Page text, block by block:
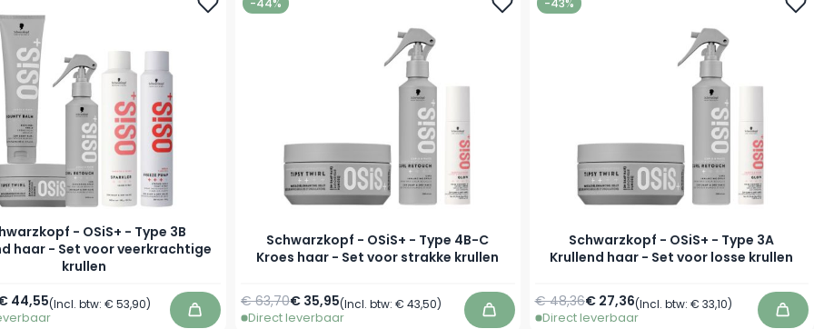
- OSiS+ - Type 3B
haar - Set voor veerkrachtige
krullen
44,55(Incl. btw: € 53,90)
In winkelwagen
Schwarzkopf - OSiS+ - Type 4B-C
Kroes haar - Set voor strakke krullen
€ 35,95
€ 63,70 (Incl. btw:€ 43,50)
Direct leverbaar In winkelwagen
Schwarzkopf - OSiS+ - Type 3A
Krullend haar - Set voor losse krullen
€ 27,36
€ 48,36 (Incl. btw: € 33,10)
Direct leverbaar In